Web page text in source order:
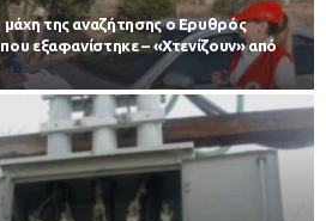
της αναζήτησης ο Ερυθρός
εξαφανίστηκε – «Χτενίζουν» από